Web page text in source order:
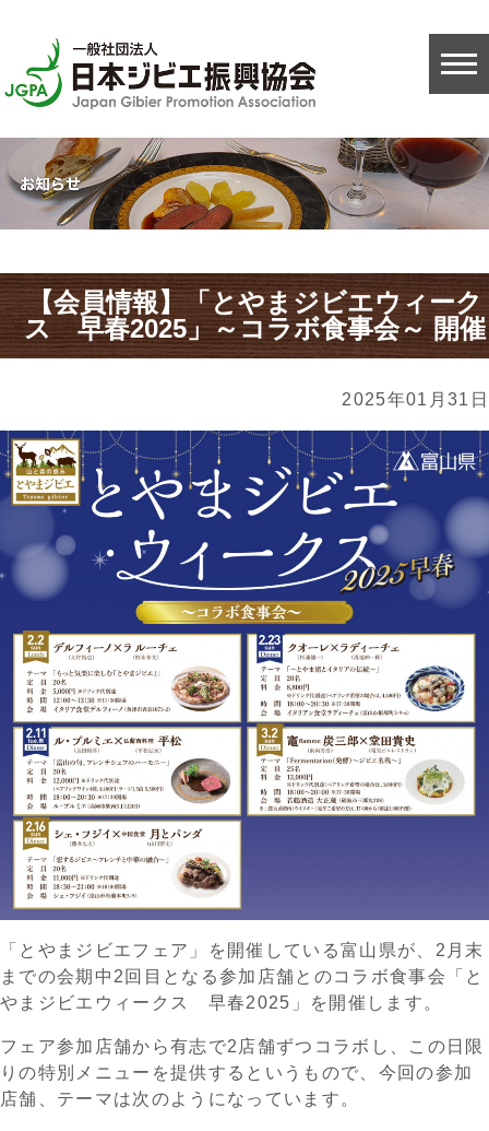
【会員情報】「とやまジビエウィーク
ス 早春2025」～コラボ食事会～ 開催
2025年01月31日
「とやまジビエフェア」を開催している富山県が、2月末
までの会期中2回目となる参加店舗とのコラボ食事会「と
やまジビエウィークス 早春2025」を開催します。
フェア参加店舗から有志で2店舗ずつコラボし、この日限
りの特別メニューを提供するというもので、今回の参加
店舗、テーマは次のようになっています。